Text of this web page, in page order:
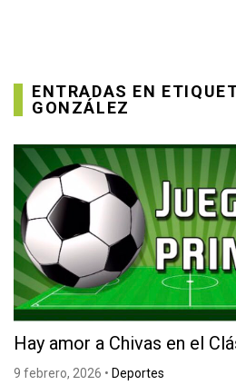
ENTRADAS EN
GONZÁLEZ
Hay amor a Chivas en el
9 febrero, 2026 • Deportes